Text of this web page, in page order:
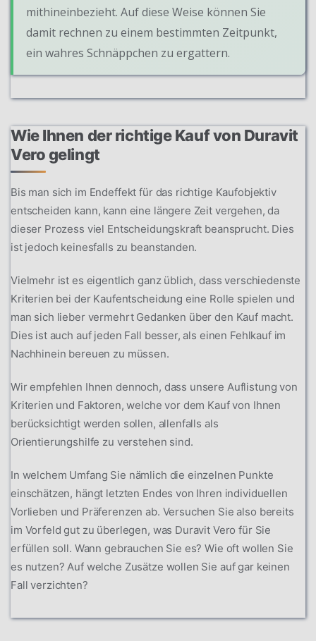
mithineinbezieht. Auf diese Weise können Sie
damit rechnen zu einem bestimmten Zeitpunkt,
ein wahres Schnäppchen zu ergattern.
Wie Ihnen der richtige Kauf von Duravit
Vero gelingt
Bis man sich im Endeffekt für das richtige Kaufobjektiv
entscheiden kann, kann eine längere Zeit vergehen, da
dieser Prozess viel Entscheidungskraft beansprucht. Dies
ist jedoch keinesfalls zu beanstanden.
Vielmehr ist es eigentlich ganz üblich, dass verschiedenste
Kriterien bei der Kaufentscheidung eine Rolle spielen und
man sich lieber vermehrt Gedanken über den Kauf macht.
Dies ist auch auf jeden Fall besser, als einen Fehlkauf im
Nachhinein bereuen zu müssen.
Wir empfehlen Ihnen dennoch, dass unsere Auflistung von
Kriterien und Faktoren, welche vor dem Kauf von Ihnen
berücksichtigt werden sollen, allenfalls als
Orientierungshilfe zu verstehen sind.
In welchem Umfang Sie nämlich die einzelnen Punkte
einschätzen, hängt letzten Endes von Ihren individuellen
Vorlieben und Präferenzen ab. Versuchen Sie also bereits
im Vorfeld gut zu überlegen, was Duravit Vero für Sie
erfüllen soll. Wann gebrauchen Sie es? Wie oft wollen Sie
es nutzen? Auf welche Zusätze wollen Sie auf gar keinen
Fall verzichten?